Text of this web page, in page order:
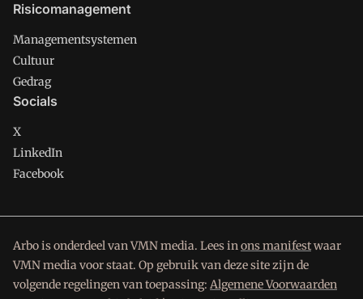
Risicomanagement
Managementsystemen
Cultuur
Gedrag
Socials
X
LinkedIn
Facebook
Arbo is onderdeel van VMN media. Lees inons manifestwaar
VMN media voor staat. Op gebruik van deze site zijn de
volgende regelingen van toepassing: Algemene Voorwaarden